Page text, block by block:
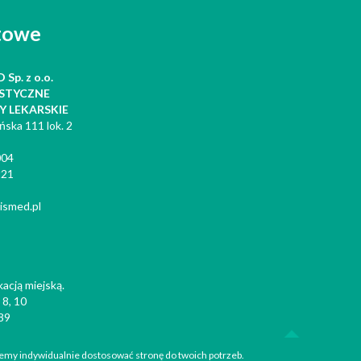
Sp. z o.o.
LEKARSKIE
111 lok. 2
miejską.
8, 10
indywidualnie dostosować stronę do twoich potrzeb.